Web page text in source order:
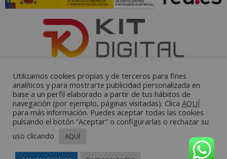
Utilizamos cookies propias y de terceros para fines
analíticos y para mostrarte publicidad personalizada en
base a un perfil elaborado a partir de tus hábitos de
navegación (por ejemplo, páginas visitadas). Clica AQUÍ
para más información. Puedes aceptar todas las cookies
pulsando el botón “Aceptar” o configurarlas o rechazar su
uso clicando
AQUÍ